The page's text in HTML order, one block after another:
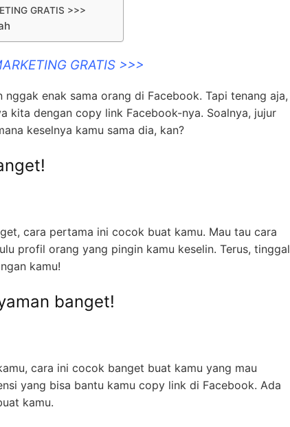
GRATIS >>>
GRATIS >>>
enak sama orang di Facebook. Tapi tenang aja,
kita dengan copy link Facebook-nya. Soalnya, jujur
keselnya kamu sama dia, kan?
cara pertama ini cocok buat kamu. Mau tau cara
profil orang yang pingin kamu keselin. Terus, tinggal
kamu!
banget!
cara ini cocok banget buat kamu yang mau
yang bisa bantu kamu copy link di Facebook. Ada
kamu.